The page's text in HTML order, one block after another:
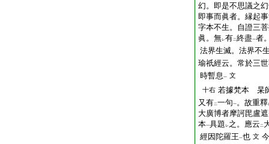
幻。即是不思議之
即事而眞者。縁起
字本不生。自證三
眞。無レ有二終盡一者
法界生滅。法界不
瑜祇經云。常於三
時暫息一
文
十右 若據梵本 杲
又有二一句一。故重釋
大廣博者摩訶毘盧
本一具題 レ之。應云 二
經因陀羅王一也 文